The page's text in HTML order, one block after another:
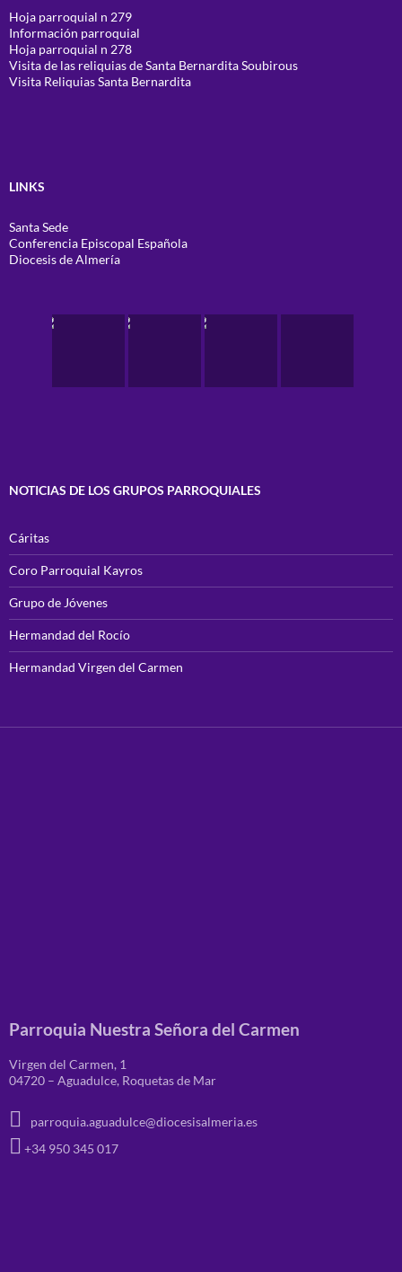
Hoja parroquial n 279
Información parroquial
Hoja parroquial n 278
Visita de las reliquias de Santa Bernardita Soubirous
Visita Reliquias Santa Bernardita
LINKS
Santa Sede
Conferencia Episcopal Española
Diocesis de Almería
NOTICIAS DE LOS GRUPOS PARROQUIALES
Cáritas
Coro Parroquial Kayros
Grupo de Jóvenes
Hermandad del Rocío
Hermandad Virgen del Carmen
Parroquia Nuestra Señora del Carmen
Virgen del Carmen, 1
04720 – Aguadulce, Roquetas de Mar
parroquia.aguadulce@diocesisalmeria.es
+34 950 345 017